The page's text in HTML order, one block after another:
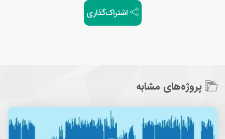
اشتراک‌گذاری
پروژه‌های مشابه